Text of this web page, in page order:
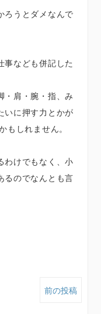
ろうとダメなんで
事なども併記した
・肩・腕・指、み
いに押す力とかが
もしれません。
わけでもなく、小
るのでなんとも言
前の投稿